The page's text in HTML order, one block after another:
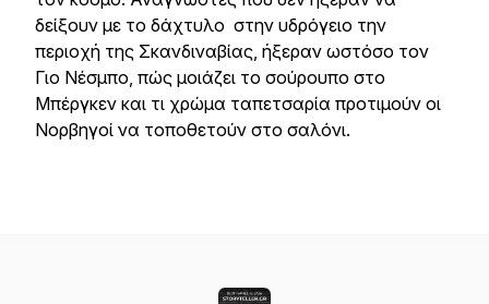
δείξουν με το δάχτυλο στην υδρόγειο την
περιοχή της Σκανδιναβίας, ήξεραν ωστόσο τον
Γιο Νέσμπο, πώς μοιάζει το σούρουπο στο
Μπέργκεν και τι χρώμα ταπετσαρία προτιμούν οι
Νορβηγοί να τοποθετούν στο σαλόνι.